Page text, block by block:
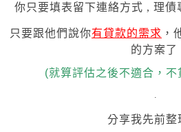
你只要填表留下連絡方式 , 理債
只要跟他們說你有貸款的需求 ，
的方案了
(就算評估之後不適合，
分享我先前整